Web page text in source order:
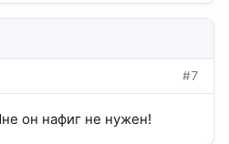
#7
он нафиг не нужен!